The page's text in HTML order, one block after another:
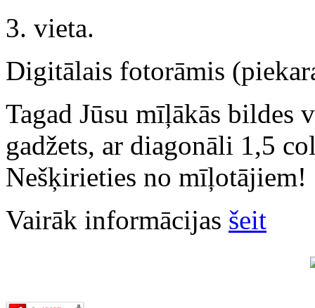
3. vieta.
Digitālais fotorāmis
Tagad Jūsu mīļākās bildes
gadžets, ar diagonāli 1,5
Nešķirieties no mīļotājiem!
Vairāk informācijas šeit